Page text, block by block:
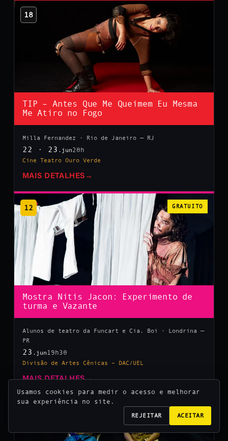
18
TIP – Antes Que Me Queimem Eu Mesma
Me Atiro no Fogo
Milla Fernandez · Rio de Janeiro — RJ
22 · 23 .jun20h
Cine Teatro Ouro Verde
MAIS DETALHES →
12 GRATUITO
Mostra Nitis Jacon: Experimento de
turma e Vazante
Alunos de teatro da Funcart e Cia. Boi · Londrina —
PR
23 .jun 19h30
Divisão de Artes Cênicas – DAC/UEL
MAIS DETALHES→
Usamos cookies para medir o acesso e melhorar
sua experiência no site.
REJEITAR ACEITAR